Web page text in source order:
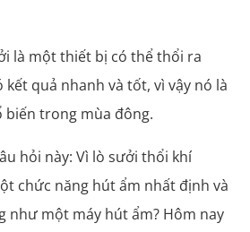
là một thiết bị có thể thổi ra
kết quả nhanh và tốt, vì vậy nó là
trong mùa đông.
hỏi này: Vì lò sưởi thổi khí
chức năng hút ẩm nhất định và
như một máy hút ẩm? Hôm nay